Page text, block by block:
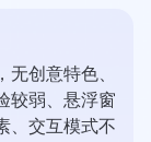
创意特色、
较弱、悬浮窗
、交互模式不